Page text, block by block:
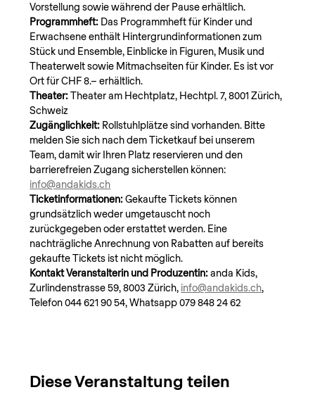
Vorstellung sowie während der Pause erhältlich.
Programmheft: Das Programmheft für Kinder und
Erwachsene enthält Hintergrundinformationen zum
Stück und Ensemble, Einblicke in Figuren, Musik und
Theaterwelt sowie Mitmachseiten für Kinder. Es ist vor
Ort für CHF 8.– erhältlich.
Theater: Theater am Hechtplatz, Hechtpl. 7, 8001 Zürich,
Schweiz
Zugänglichkeit: Rollstuhlplätze sind vorhanden. Bitte
melden Sie sich nach dem Ticketkauf bei unserem
Team, damit wir Ihren Platz reservieren und den
barrierefreien Zugang sicherstellen können:
info@andakids.ch
Ticketinformationen: Gekaufte Tickets können
grundsätzlich weder umgetauscht noch
zurückgegeben oder erstattet werden. Eine
nachträgliche Anrechnung von Rabatten auf bereits
gekaufte Tickets ist nicht möglich.
Kontakt Veranstalterin und Produzentin: anda Kids,
Zurlindenstrasse 59, 8003 Zürich, info@andakids.ch,
Telefon 044 621 90 54, Whatsapp 079 848 24 62
Diese Veranstaltung teilen